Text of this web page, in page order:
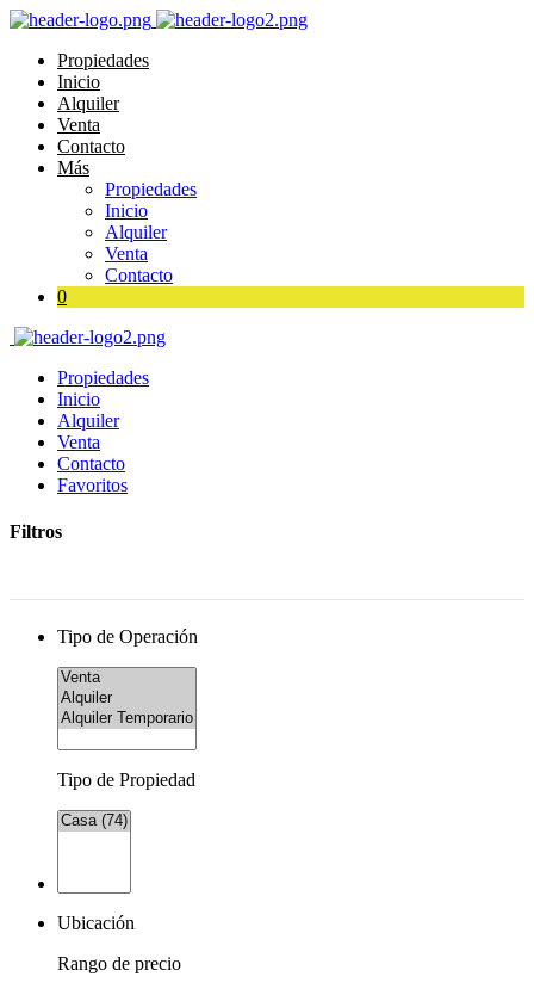
Propiedades
Inicio
Alquiler
Venta
Contacto
Más
Propiedades
Inicio
Alquiler
Venta
Contacto
0
Propiedades
Inicio
Alquiler
Venta
Contacto
Favoritos
Filtros
Tipo de Operación
Tipo de Propiedad
Ubicación
Rango de precio